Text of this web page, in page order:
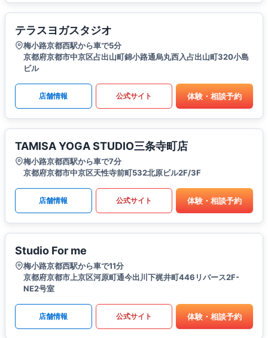
テラスヨガスタジオ
梅小路京都西駅から車で5分
京都府京都市中京区占出山町錦小路通烏丸西入占出山町320小島
ビル
店舗情報 公式サイト 体験・相談予約
TAMISA YOGA STUDIO三条寺町店
梅小路京都西駅から車で7分
京都府京都市中京区天性寺前町532北原ビル2F/3F
店舗情報 公式サイト 体験・相談予約
Studio For me
梅小路京都西駅から車で11分
京都府京都市上京区河原町通今出川下梶井町446リバース2F-
NE2号室
店舗情報 公式サイト 体験・相談予約